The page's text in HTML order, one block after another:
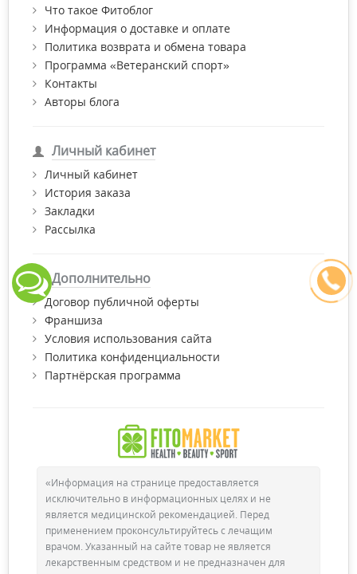
Что такое Фитоблог
Информация о доставке и оплате
Политика возврата и обмена товара
Программа «Ветеранский спорт»
Контакты
Авторы блога
Личный кабинет
Личный кабинет
История заказа
Закладки
Рассылка
Дополнительно
Договор публичной оферты
Франшиза
Условия использования сайта
Политика конфиденциальности
Партнёрская программа
«Информация на странице предоставляется
исключительно в информационных целях и не
является медицинской рекомендацией. Перед
применением проконсультируйтесь с лечащим
врачом. Указанный на сайте товар не является
лекарственным средством и не предназначен для